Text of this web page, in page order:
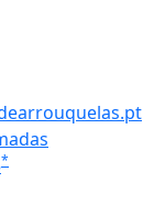
*